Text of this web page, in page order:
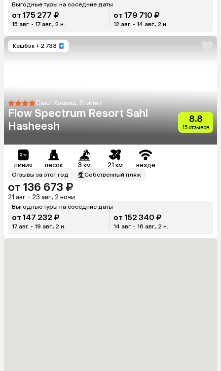
Выгодные туры на соседние даты
от 175 277 ₽
15 авг. - 17 авг., 2 н.
от 179 710 ₽
12 авг. - 14 авг., 2 н.
Кешбэк + 2 733
Сахл Хашиш, Египет
Flow Spectrum Resort Sahl
Hasheesh
8.8
15 отзывов
линия песок 3 км 21 км везде
Отзывы за этот год Собственный пляж
от 136 673 ₽
21 авг. - 23 авг., 2 ночи
Выгодные туры на соседние даты
от 147 232 ₽
17 авг. - 19 авг., 2 н.
от 152 340 ₽
14 авг. - 16 авг., 2 н.